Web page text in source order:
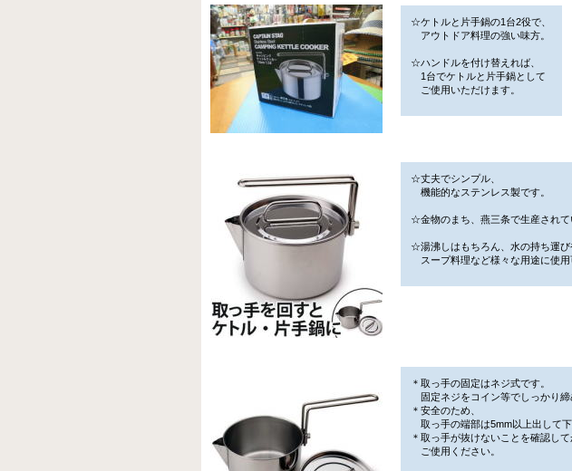
☆ケトルと片手鍋の1台2役で、
アウトドア料理の強い味方。
☆ハンドルを付け替えれば、
1台でケトルと片手鍋として
ご使用いただけます。
☆丈夫でシンプル、
機能的なステンレス製です。
☆金物のまち、燕三条で生産されて
☆湯沸しはもちろん、水の持ち運び
スープ料理など様々な用途に使用
＊取っ手の固定はネジ式です。
固定ネジをコイン等でしっかり締
＊安全のため、
取っ手の端部は5mm以上出して下
＊取っ手が抜けないことを確認して
ご使用ください。